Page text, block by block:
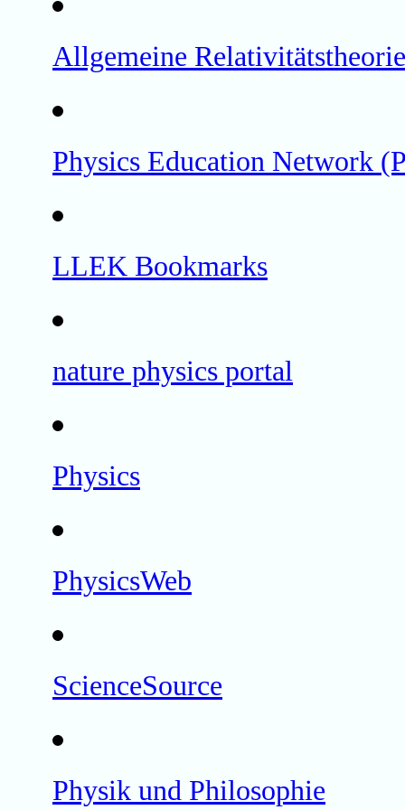
Allgemeine Relativitätstheorie
Physics Education Network
LLEK Bookmarks
nature physics portal
Physics
PhysicsWeb
ScienceSource
Physik und Philosophie